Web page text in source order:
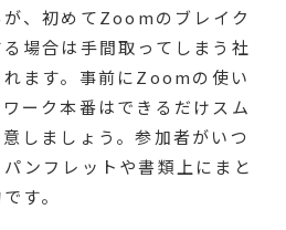
、初めてZoomのブレイク
場合は手間取ってしまう社
ます。事前にZoomの使い
ーク本番はできるだけスム
しましょう。参加者がいつ
ンフレットや書類上にまと
す。